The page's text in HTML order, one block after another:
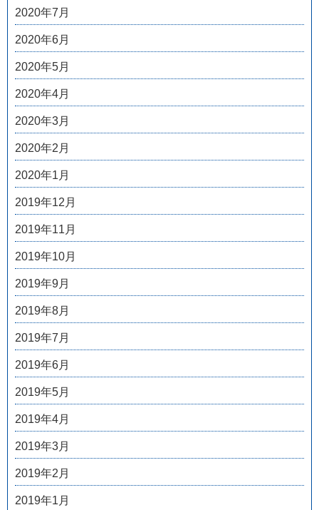
2020年7月
2020年6月
2020年5月
2020年4月
2020年3月
2020年2月
2020年1月
2019年12月
2019年11月
2019年10月
2019年9月
2019年8月
2019年7月
2019年6月
2019年5月
2019年4月
2019年3月
2019年2月
2019年1月